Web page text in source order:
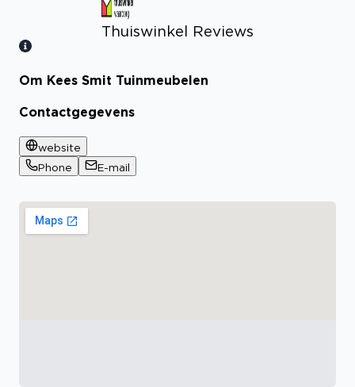
Thuiswinkel Reviews
Bekijk certificaat
Om Kees Smit Tuinmeubelen
Contactgegevens
website
Phone
E-mail